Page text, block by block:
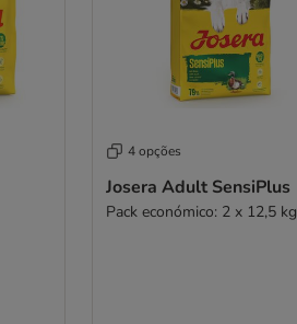
4 opções
Josera Adult SensiPlus
Pack económico: 2 x 12,5 kg